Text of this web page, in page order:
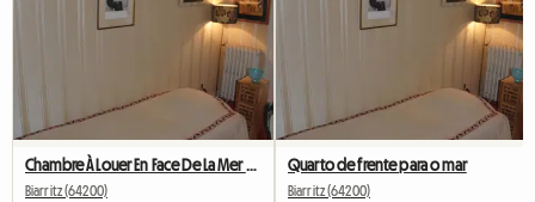
Biarritz (64200)
Quarto de frente para o mar
Biarritz (64200)